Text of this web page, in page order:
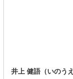
井上 健語（いのう